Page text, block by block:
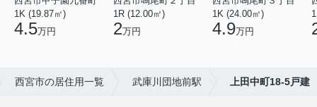
1K (19.87㎡)
4.5万円
1R (12.00㎡)
2万円
1K (24.00㎡)
4.9万円
西宮市の居住用一覧 武庫川団地前駅 上田中町18-5戸建